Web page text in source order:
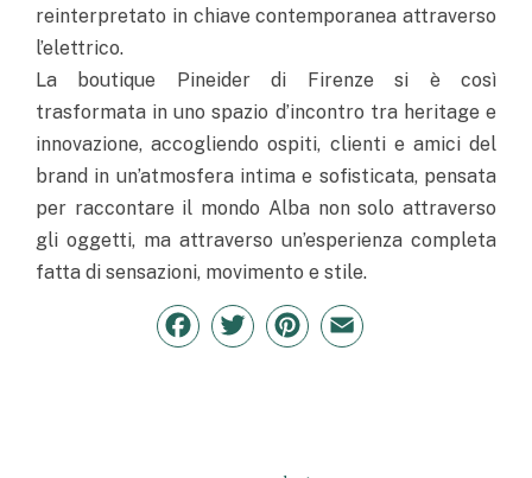
reinterpretato in chiave contemporanea attraverso
l’elettrico.
La boutique Pineider di Firenze si è così
trasformata in uno spazio d’incontro tra heritage e
innovazione, accogliendo ospiti, clienti e amici del
brand in un’atmosfera intima e sofisticata, pensata
per raccontare il mondo Alba non solo attraverso
gli oggetti, ma attraverso un’esperienza completa
fatta di sensazioni, movimento e stile.
Facebook
TwitterPinterestEmail